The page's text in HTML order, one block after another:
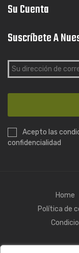
Su Cuenta
Suscríbete A
Acepto las
confidencialidad
Home
Política de